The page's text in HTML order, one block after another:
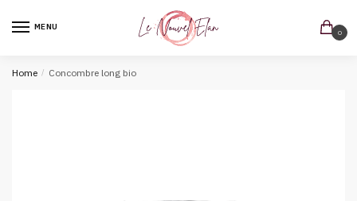
MENU
0
Home / Concombre long bio